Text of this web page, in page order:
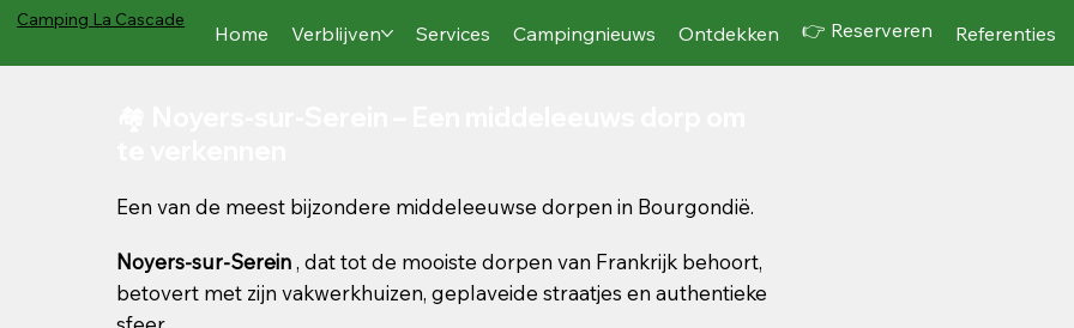
Camping La Cascade
Home Verblijven Services Campingnieuws Ontdekken 👉 Reserveren Referenties
Een van de meest bijzondere middeleeuwse dorpen in Bourgondië.
Noyers-sur-Serein, dat tot de mooiste dorpen van Frankrijk behoort,
betovert met zijn vakwerkhuizen, geplaveide straatjes en authentieke